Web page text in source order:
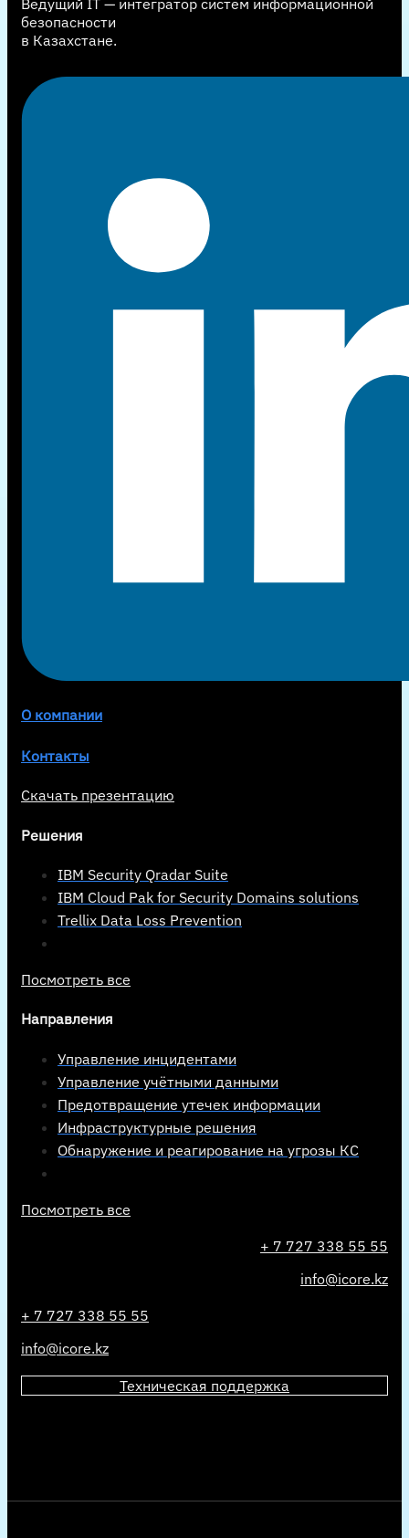
безопасности
в Казахстане.
О компании
Контакты
Скачать презентацию
Решения
IBM Security Qradar Suite
IBM Cloud Pak for Security Domains solutions
Trellix Data Loss Prevention
Посмотреть все
Направления
Управление инцидентами
Управление учётными данными
Предотвращение утечек информации
Инфраструктурные решения
Обнаружение и реагирование на угрозы КС
Посмотреть все
+ 7 727 338 55 55
info@icore.kz
+ 7 727 338 55 55
info@icore.kz
Техническая поддержка